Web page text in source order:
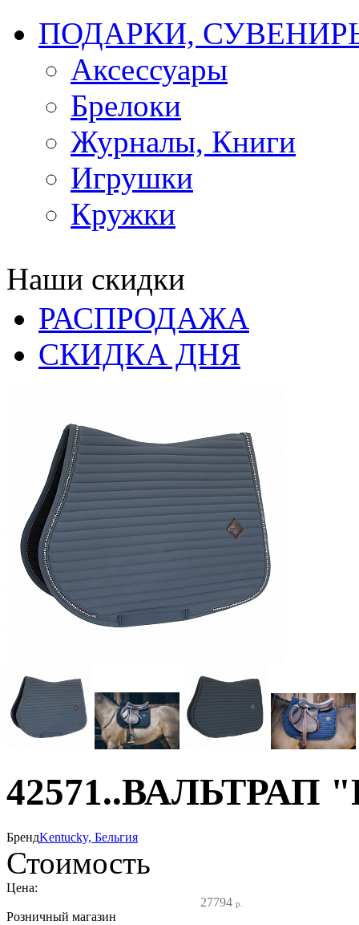
ПОДАРКИ,
Аксессуары
Брелоки
Журналы, Книги
Игрушки
Кружки
Наши скидки
РАСПРОДАЖА
СКИДКА ДНЯ
42571..ВАЛЬТРАП
БрендKentucky, Бельгия
Стоимость
Цена:
Розничный магазин
27794 р.